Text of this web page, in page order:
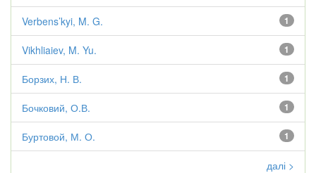
1
Verbens’kyi, M. G.
1
Vikhliaiev, M. Yu.
1
Борзих, Н. В.
1
Бочковий, О.В.
1
Буртовой, М. О.
далі >